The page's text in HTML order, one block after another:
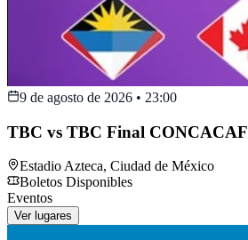
9 de agosto de 2026 • 23:00
TBC vs TBC Final CONCACAF
Estadio Azteca, Ciudad de México
Boletos Disponibles
Eventos
Ver lugares